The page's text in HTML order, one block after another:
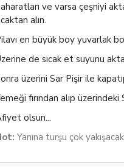
ve varsa çeşniyi
alın.
en büyük boy yuvarlak
de sıcak et suyunu
üzerini Sar Pişir ile
fırından alıp üzerindeki
olsun...
Yanına turşu çok